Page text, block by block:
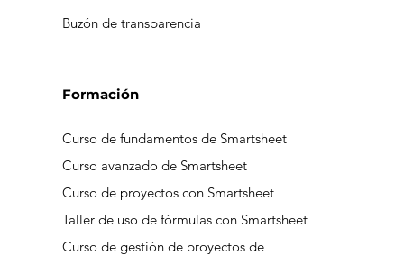
Formación
Curso de fundamentos de Smartsheet
Curso avanzado de Smartsheet
Curso de proyectos con Smartsheet
Taller de uso de fórmulas con Smartsheet
Curso de gestión de proyectos de
Buzón de transparencia